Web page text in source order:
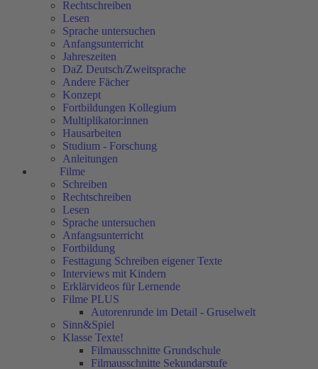
Rechtschreiben
Lesen
Sprache untersuchen
Anfangsunterricht
Jahreszeiten
DaZ Deutsch/Zweitsprache
Andere Fächer
Konzept
Fortbildungen Kollegium
Multiplikator:innen
Hausarbeiten
Studium - Forschung
Anleitungen
Filme
Schreiben
Rechtschreiben
Lesen
Sprache untersuchen
Anfangsunterricht
Fortbildung
Festtagung Schreiben eigener Texte
Interviews mit Kindern
Erklärvideos für Lernende
Filme PLUS
Autorenrunde im Detail - Gruselwelt
Sinn&Spiel
Klasse Texte!
Filmausschnitte Grundschule
Filmausschnitte Sekundarstufe